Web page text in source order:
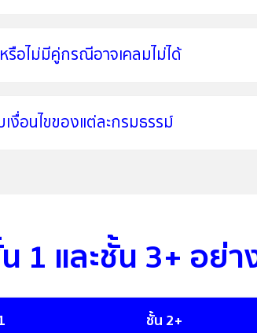
อไม่มีคู่กรณีอาจเคลมไม่ได้
อนไขของแต่ละกรมธรรม์
1 และชั้น 3+ อย่า
ชั้น 2+